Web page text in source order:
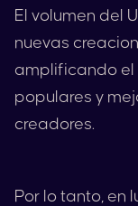
El volumen del
nuevas
amplificando el
populares y
creadores.
Por lo tanto, en